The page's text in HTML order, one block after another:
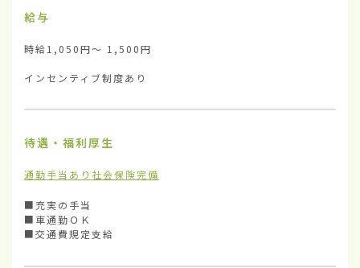
給与
時給1,050円〜 1,500円
インセンティブ制度あり
待遇・福利厚生
通勤手当あり 社会保険完備
■充実の手当
■車通勤ＯＫ
■交通費規定支給